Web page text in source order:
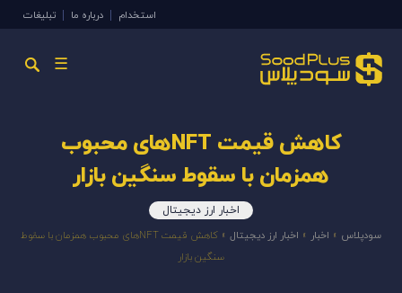
استخدام درباره ما تبلیغات
☰
کاهش قیمت NFTهای محبوب
همزمان با سقوط سنگین بازار
اخبار ارز دیجیتال
سودپلاس » اخبار » اخبار ارز دیجیتال »
کاهش قیمت NFTهای محبوب همزمان با سقوط
سنگین بازار